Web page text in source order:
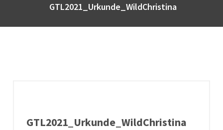
GTL2021_Urkunde_WildChristina
GTL2021_Urkunde_WildChristina